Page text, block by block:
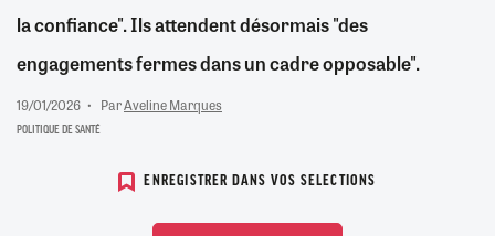
la confiance". Ils attendent désormais "des
engagements fermes dans un cadre opposable".
19/01/2026 ParAveline Marques
POLITIQUE DE SANTÉ
ENREGISTRER DANS VOS SELECTIONS